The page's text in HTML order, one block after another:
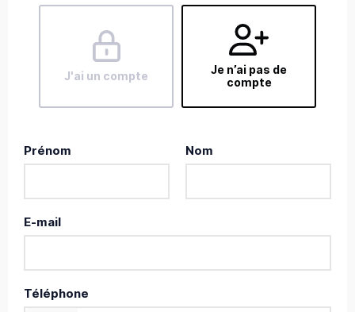
J'ai un compte
Je n’ai pas de
compte
Prénom Nom
E-mail
Téléphone